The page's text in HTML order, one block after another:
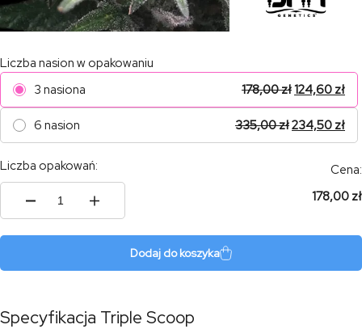
Liczba nasion w opakowaniu
3 nasiona
178,00zł124,60 zł
6 nasion 335,00zł234,50 zł
Liczba opakowań:
ilość
Cena:
178,00 zł
Dodaj do koszyka
Specyfikacja Triple Scoop